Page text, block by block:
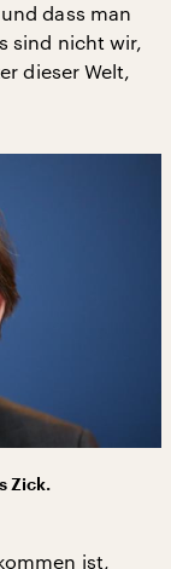
dass man
sind nicht wir,
dieser Welt,
Zick.
ist,